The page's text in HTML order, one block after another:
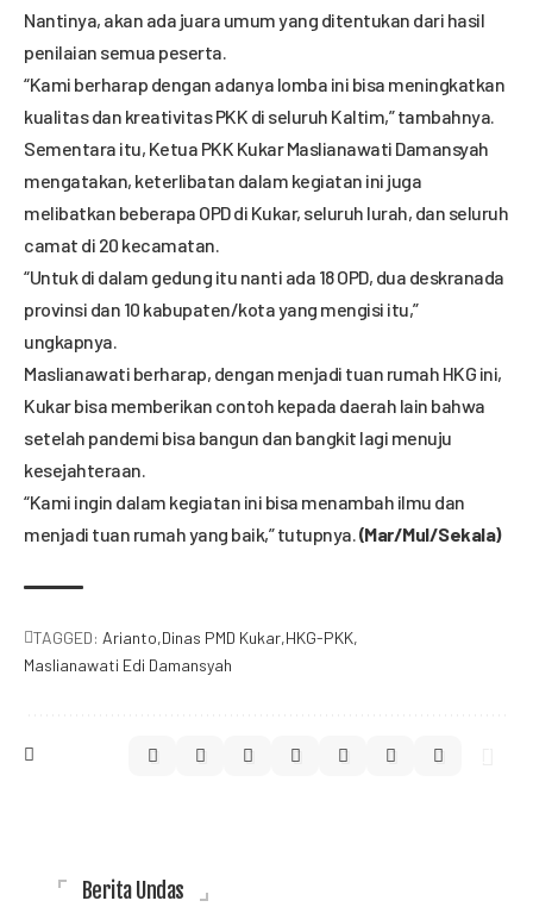
Nantinya, akan ada juara umum yang ditentukan dari hasil
penilaian semua peserta.
“Kami berharap dengan adanya lomba ini bisa meningkatkan
kualitas dan kreativitas PKK di seluruh Kaltim,” tambahnya.
Sementara itu, Ketua PKK Kukar Maslianawati Damansyah
mengatakan, keterlibatan dalam kegiatan ini juga
melibatkan beberapa OPD di Kukar, seluruh lurah, dan seluruh
camat di 20 kecamatan.
“Untuk di dalam gedung itu nanti ada 18 OPD, dua deskranada
provinsi dan 10 kabupaten/kota yang mengisi itu,”
ungkapnya.
Maslianawati berharap, dengan menjadi tuan rumah HKG ini,
Kukar bisa memberikan contoh kepada daerah lain bahwa
setelah pandemi bisa bangun dan bangkit lagi menuju
kesejahteraan.
“Kami ingin dalam kegiatan ini bisa menambah ilmu dan
menjadi tuan rumah yang baik,” tutupnya. (Mar/Mul/Sekala)
TAGGED: Arianto Dinas PMD Kukar HKG-PKK
Maslianawati Edi Damansyah
Berita Undas